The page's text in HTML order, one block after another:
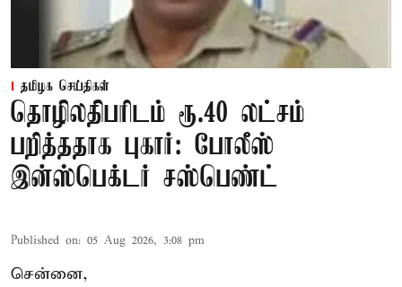
தமிழக செய்திகள்
தொழிலதிபரிடம் ரூ.40 லட்சம்
பறித்ததாக புகார்: போலீஸ்
இன்ஸ்பெக்டர் சஸ்பெண்ட்
Published on: 05 Aug 2026, 3:08 pm
சென்னை,